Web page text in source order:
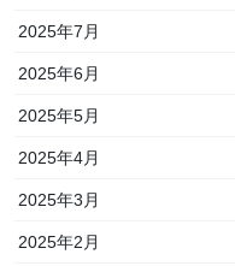
2025年7月
2025年6月
2025年5月
2025年4月
2025年3月
2025年2月